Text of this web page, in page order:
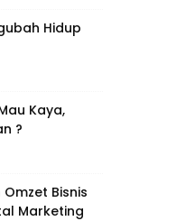
Hidup
Kaya,
?
Bisnis
Marketing